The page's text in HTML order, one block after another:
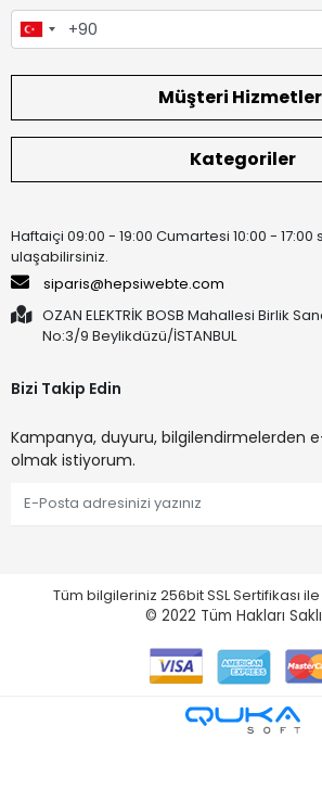
Müşteri
Kategoriler
Haftaiçi 09:00 - 19:00 Cumartesi 10:00 -
ulaşabilirsiniz.
siparis@hepsiwebte.com
OZAN ELEKTRİK BOSB Mahallesi Birlik
No:3/9 Beylikdüzü/İSTANBUL
Bizi Takip Edin
Kampanya, duyuru, bilgilendirmelerden
olmak istiyorum.
Tüm bilgileriniz 256bit SSL Sertifikası
© 2022 Tüm Hakları